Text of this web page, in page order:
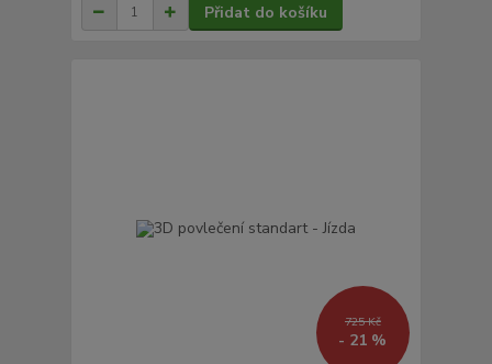
Přidat do košíku
725 Kč
- 21 %